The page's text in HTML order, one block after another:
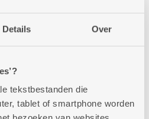
Details Over
tekstbestanden die
tablet of smartphone worden